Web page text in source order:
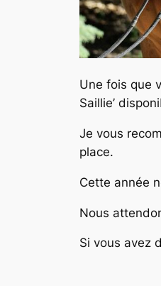
Une fois que
Saillie’
Je vous
place.
Cette année
Nous
Si vous avez